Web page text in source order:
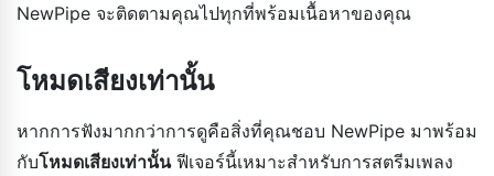
NewPipe จะติดตามคุณไปทุกที่พร้อมเนื้อหาของคุณ
โหมดเสียงเท่านั้น
หากการฟังมากกว่าการดูคือสิ่งที่คุณชอบ NewPipe มาพร้อม
กับโหมดเสียงเท่านั้นฟีเจอร์นี้เหมาะสำหรับการสตรีมเพลง